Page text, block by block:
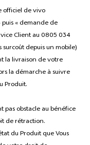
officiel de vivo
« demande de
Client au 0805 034
depuis un mobile)
la livraison de votre
la démarche à suivre
Produit.
pas obstacle au bénéfice
de rétraction.
du Produit que Vous